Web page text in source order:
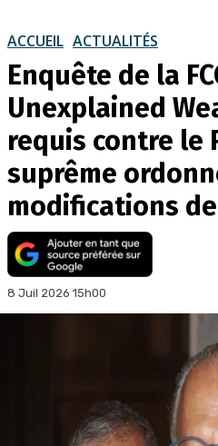
ACCUEIL ACTUALITÉS
Enquête de la
Unexplained
requis contre le
suprême
modifications
8 Juil 2026 15h00